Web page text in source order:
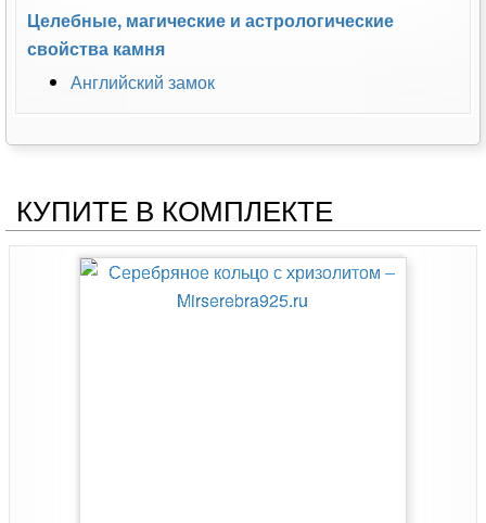
Целебные, магические и астрологические
свойства камня
Английский замок
КУПИТЕ В КОМПЛЕКТЕ